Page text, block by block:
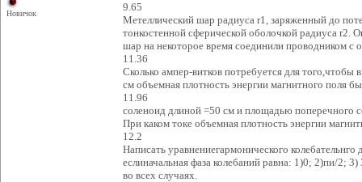
Новичок
9.65
Метеллический шар радиуса r1, заряженный до
тонкостенной сферической оболочкой радиуса r2.
шар на некоторое время соединили проводником с
11.36
Сколько ампер-витков потребуется для
см объемная плотность энергии магнитного поля
11.96
соленоид длиной =50 см и площадью поперечного
При каком токе объемная плотность энергии
12.2
Написать уравнениегармонического
еслиначальная фаза колебаний равна: 1)0; 2)пи/2;
во всех случаях.